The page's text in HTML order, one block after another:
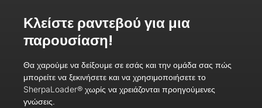
Κλείστε ραντεβού για μια
παρουσίαση!
Θα χαρούμε να δείξουμε σε εσάς και την ομάδα σας πώς
μπορείτε να ξεκινήσετε και να χρησιμοποιήσετε το
SherpaLoader® χωρίς να χρειάζονται προηγούμενες
γνώσεις.